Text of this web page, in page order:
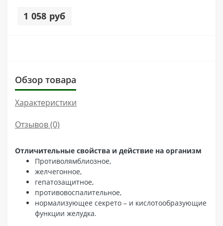
1 058 руб
Обзор товара
Характеристики
Отзывов (0)
Отличительные свойства и действие на организм
Противолямблиозное,
желчегонное,
гепатозащитное,
противовоспалительное,
нормализующее секрето – и кислотообразующие
функции желудка.